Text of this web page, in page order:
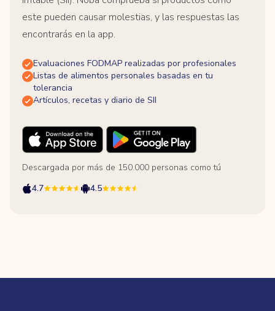
este pueden causar molestias, y las respuestas las
encontrarás en la app.
Evaluaciones FODMAP realizadas por profesionales
Listas de alimentos personales basadas en tu
tolerancia
Artículos, recetas y diario de SII
Descargada por más de 150.000 personas como tú
4.7
4.5